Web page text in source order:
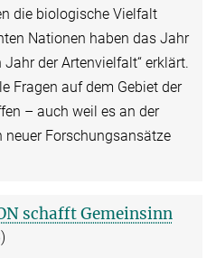
die biologische Vielfalt
Nationen haben das Jahr
der Artenvielfalt“ erklärt.
Fragen auf dem Gebiet der
– auch weil es an der
Forschungsansätze
schafft Gemeinsinn